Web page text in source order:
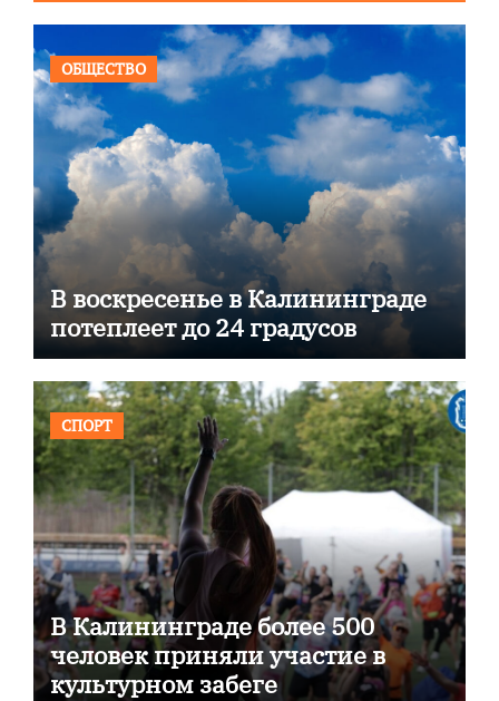
ОБЩЕСТВО
В воскресенье в Калининграде
потеплеет до 24 градусов
СПОРТ
В Калининграде более 500
человек приняли участие в
культурном забеге